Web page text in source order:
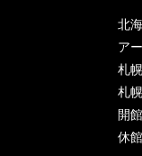
北
ア
札
札
開
休